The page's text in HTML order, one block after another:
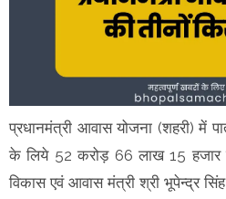
प्रधानमंत्री आवास योजना (शहरी) में
के लिये 52 करोड़ 66 लाख 15 हजार
विकास एवं आवास मंत्री श्री भूपेन्द्र